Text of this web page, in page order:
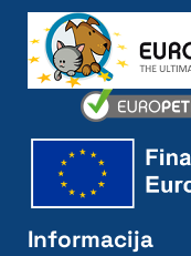
Informacija